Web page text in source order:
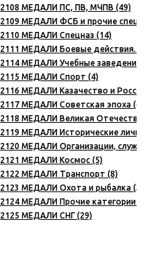
2108 МЕДАЛИ ПС, ПВ, МЧПВ (49)
2109 МЕДАЛИ ФСБ и прочие
2110 МЕДАЛИ Спецназ (14)
2111 МЕДАЛИ Боевые действия.
2114 МЕДАЛИ Учебные заведения (51)
2115 МЕДАЛИ Спорт (4)
2116 МЕДАЛИ Казачество и
2117 МЕДАЛИ Советская эпоха (63)
2118 МЕДАЛИ Великая Отечественная
2119 МЕДАЛИ Исторические личности
2120 МЕДАЛИ Организации, службы,
2121 МЕДАЛИ Космос (5)
2122 МЕДАЛИ Транспорт (8)
2123 МЕДАЛИ Охота и рыбалка (37)
2124 МЕДАЛИ Прочие категории (162)
2125 МЕДАЛИ СНГ (29)